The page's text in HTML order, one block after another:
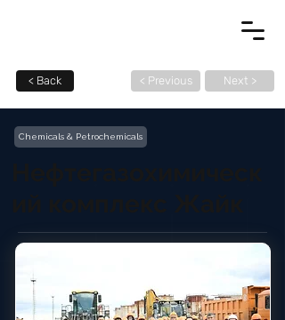
< Back < Previous Next >
Chemicals & Petrochemicals